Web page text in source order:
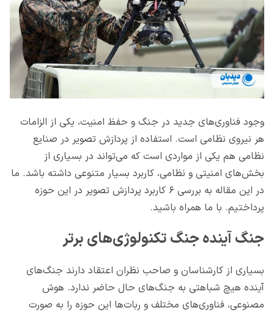
وجود فناوری‌های جدید در جنگ و حفظ امنیت، یکی از الزامات
هر نیروی نظامی است. استفاده از پردازش تصویر در صنایع
نظامی هم یکی از مواردی است که می‌تواند در بسیاری از
بخش‌های امنیتی و نظامی، کاربرد بسیار متنوعی داشته باشد. ما
در این مقاله به بررسی ۶ کاربرد پردازش تصویر در این حوزه
پرداختیم. با ما همراه باشید.
جنگ آینده جنگ تکنولوژی‌های برتر
بسیاری از کارشناسان و صاحب نظران اعتقاد دارند جنگ‌های
آینده هیچ شباهتی به جنگ‌های حال حاضر ندارد. هوش
مصنوعی، فناوری‌های مختلف و ربات‌ها این حوزه را به صورت